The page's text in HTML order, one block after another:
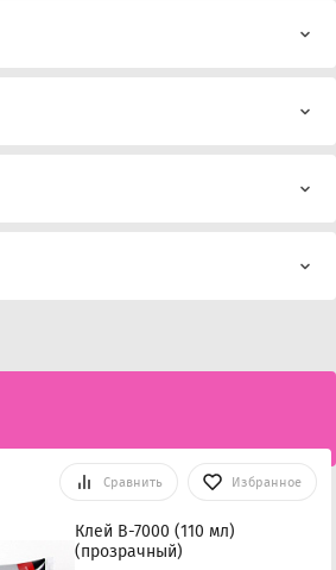
Сравнить Избранное
Клей B-7000 (110 мл)
(прозрачный)